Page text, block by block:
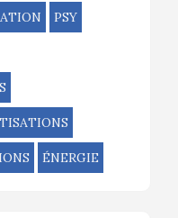
PSY
ÉNERGIE